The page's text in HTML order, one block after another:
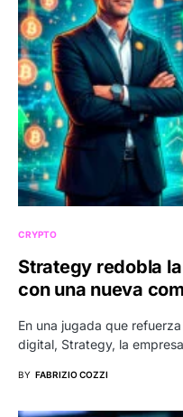
CRYPTO
Strategy redobla
con una nueva
En una jugada que
digital, Strategy, la
BY FABRIZIO COZZI